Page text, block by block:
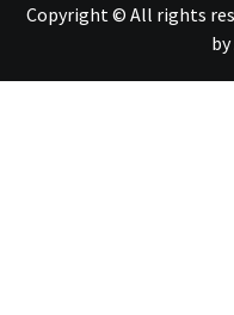
Copyright © All rights
by